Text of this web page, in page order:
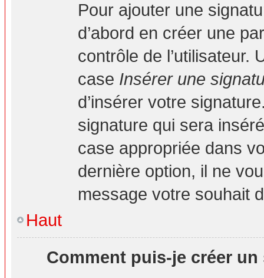
Pour ajouter une
d’abord en créer une
contrôle de l’utilisateur.
case Insérer une
d’insérer votre
signature qui sera
case appropriée dans
dernière option, il ne
message votre souhait
Haut
Comment puis-je créer un